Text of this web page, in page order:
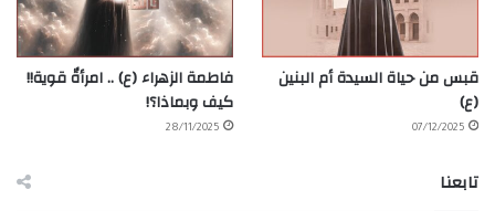
قبس من حياة السيدة أم البنين
(ع)
07/12/2025
فاطمة الزهراء (ع) .. امرأةٌ قوية!!
كيف وبماذا؟!
28/11/2025
تابعنا